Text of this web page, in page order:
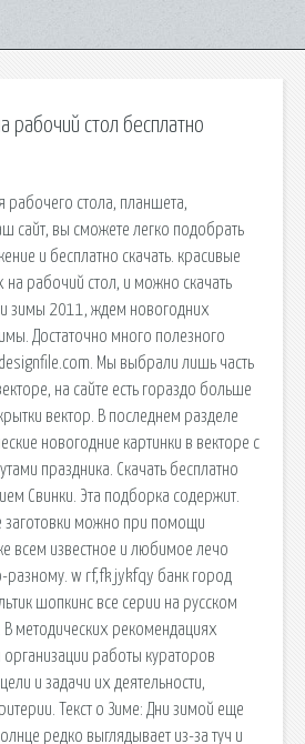
рабочий стол бесплатно
рабочего стола, планшета,
сайт, вы сможете легко подобрать
и бесплатно скачать. красивые
на рабочий стол, и можно скачать
зимы 2011, ждем новогодних
Достаточно много полезного
Мы выбрали лишь часть
на сайте есть гораздо больше
вектор. В последнем разделе
новогодние картинки в векторе с
праздника. Скачать бесплатно
Свинки. Эта подборка содержит.
заготовки можно при помощи
всем известное и любимое лечо
разному. w rf,fk jykfqy банк город
шопкинс все серии на русском
В методических рекомендациях
работы кураторов
и задачи их деятельности,
Текст о Зиме: Дни зимой еще
редко выглядывает из-за туч и